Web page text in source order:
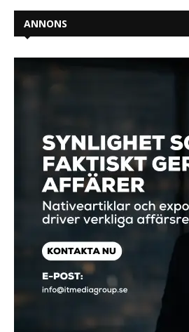
ANNONS